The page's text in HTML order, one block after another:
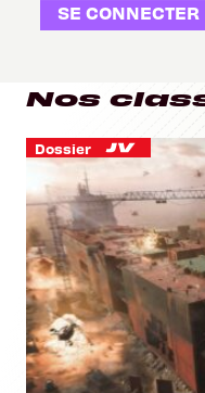
SE CONNECTER
Nos
Dossier